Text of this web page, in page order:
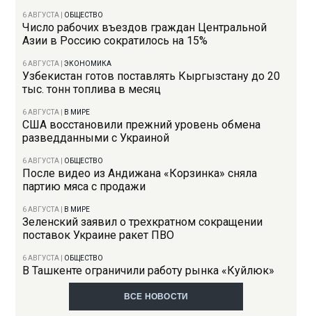
6 АВГУСТА ОБЩЕСТВО
Число рабочих въездов граждан Центральной
Азии в Россию сократилось на 15%
6 АВГУСТА |ЭКОНОМИКА
Узбекистан готов поставлять Кыргызстану до 20
тыс. тонн топлива в месяц
6 АВГУСТА В МИРЕ
США восстановили прежний уровень обмена
разведданными с Украиной
6 АВГУСТА ОБЩЕСТВО
После видео из Андижана «Корзинка» сняла
партию мяса с продажи
6 АВГУСТА В МИРЕ
Зеленский заявил о трехкратном сокращении
поставок Украине ракет ПВО
6 АВГУСТА ОБЩЕСТВО
В Ташкенте ограничили работу рынка «Куйлюк»
ВСЕ НОВОСТИ